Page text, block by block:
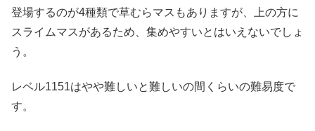
登場するのが4種類で草むらマスもありますが、上の方に
スライムマスがあるため、集めやすいとはいえないでしょ
う。
レベル1151はやや難しいと難しいの間くらいの難易度で
す。